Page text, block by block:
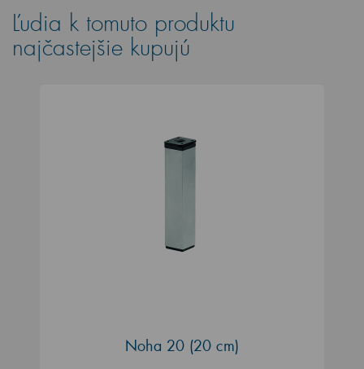
Ľudia k tomuto produktu
najčastejšie kupujú
Noha 20 (20 cm)